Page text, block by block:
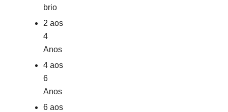
brio
2 aos
4
Anos
4 aos
6
Anos
6 aos